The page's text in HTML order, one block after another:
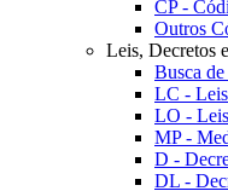
CP -
Outros
Leis, Decretos
Busca
LC -
LO -
MP -
D -
DL -